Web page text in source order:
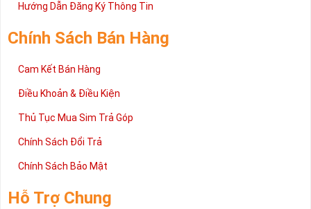
2 đang được rất nhiều khách hàng tin tưởng lựa chọn trên thị
cấp trong bài viết này sẽ giúp bạn hiểu rõ ý nghĩa và các bước đặt
mua sim số tại Sim Tiền Giang nhanh chóng nhất.
Chúc quý khách tìm được chiếc sim Tứ quý 2 như ý!
Hướng Dẫn Đăng Ký Thông Tin
Chính Sách Bán Hàng
Cam Kết Bán Hàng
Điều Khoản & Điều Kiện
Thủ Tục Mua Sim Trả Góp
Chính Sách Đổi Trả
Chính Sách Bảo Mật
Hỗ Trợ Chung